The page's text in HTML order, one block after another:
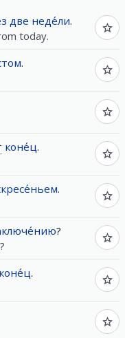
две неде́ли.
today.
.
коне́ц.
.
?
коне́ц.